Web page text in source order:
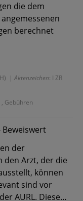
die dem
berechnet
| Aktenzeichen: I ZR
Gebühren
der
den Arzt, der die
können
sind vor
AURL. Diese…